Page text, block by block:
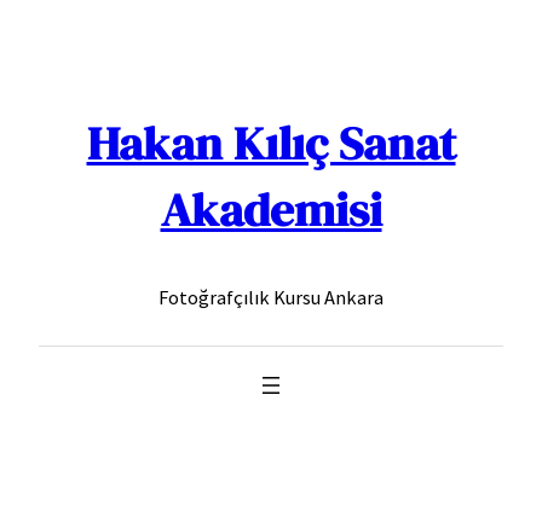
Hakan Kılıç Sanat
Akademisi
Fotoğrafçılık Kursu Ankara